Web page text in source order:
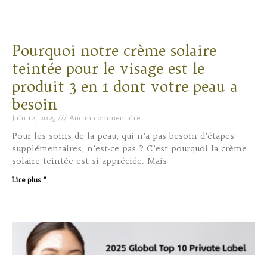
Pourquoi notre crème solaire
teintée pour le visage est le
produit 3 en 1 dont votre peau a
besoin
juin 12, 2025 Aucun commentaire
Pour les soins de la peau, qui n’a pas besoin d’étapes
supplémentaires, n’est-ce pas ? C’est pourquoi la crème
solaire teintée est si appréciée. Mais
Lire plus "